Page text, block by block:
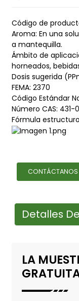
Código de
Aroma: En una
a mantequilla.
Ámbito de
horneados,
Dosis sugerida
FEMA: 2370
Código Estándar
Número CAS: 431-
Fórmula
CONTÁCTANOS
Detalles
LA